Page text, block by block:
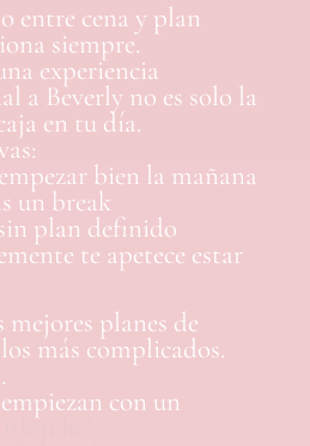
entre cena y plan
siempre.
experiencia
a Beverly no es solo la
en tu día.
bien la mañana
un break
plan definido
te apetece estar
planes de
más complicados.
con un